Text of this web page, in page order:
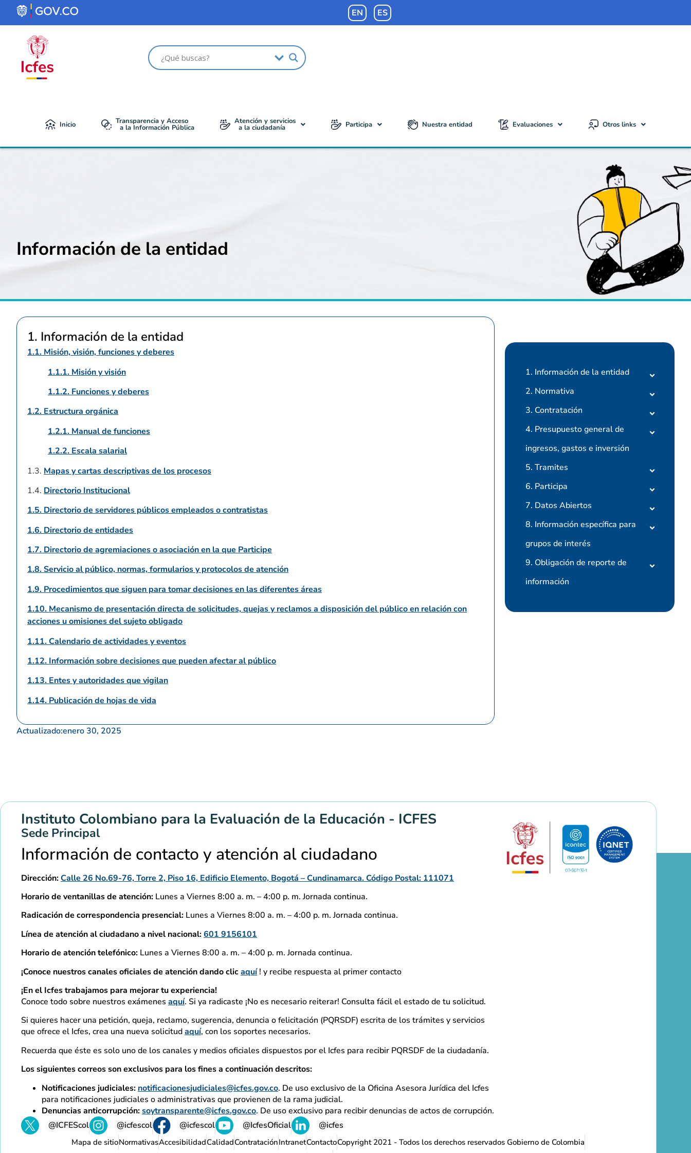
contenido
EN ES
Inicio Transparencia y Acceso
a la Información Pública
Atención y servicios
a la ciudadanía Participa Nuestra entidad Evaluaciones Otros links
Información de la entidad
1. Información de la entidad
1.1. Misión, visión, funciones y deberes
1.1.1. Misión y visión
1.1.2. Funciones y deberes
1.2. Estructura orgánica
1.2.1. Manual de funciones
1.2.2. Escala salarial
1.3. Mapas y cartas descriptivas de los procesos
1.4. Directorio Institucional
1.5. Directorio de servidores públicos empleados o contratistas
1.6. Directorio de entidades
1.7. Directorio de agremiaciones o asociación en la que Participe
1.8. Servicio al público, normas, formularios y protocolos de atención
1.9. Procedimientos que siguen para tomar decisiones en las diferentes áreas
1.10. Mecanismo de presentación directa de solicitudes, quejas y reclamos a disposición del público en relación con
acciones u omisiones del sujeto obligado
1.11. Calendario de actividades y eventos
1.12. Información sobre decisiones que pueden afectar al público
1.13. Entes y autoridades que vigilan
1.14. Publicación de hojas de vida
Actualizado:enero 30, 2025
1. Información de la entidad
2. Normativa
3. Contratación
4. Presupuesto general de
ingresos, gastos e inversión
5. Tramites
6. Participa
7. Datos Abiertos
8. Información específica para
grupos de interés
9. Obligación de reporte de
información
Instituto Colombiano para la Evaluación de la Educación - ICFES
Sede Principal
Información de contacto y atención al ciudadano
Dirección:Calle 26 No.69-76, Torre 2, Piso 16, Edificio Elemento, Bogotá – Cundinamarca. Código Postal: 111071
Horario de ventanillas de atención: Lunes a Viernes 8:00 a. m. – 4:00 p. m. Jornada continua.
Radicación de correspondencia presencial: Lunes a Viernes 8:00 a. m. – 4:00 p. m. Jornada continua.
Línea de atención al ciudadano a nivel nacional:601 9156101
Horario de atención telefónico: Lunes a Viernes 8:00 a. m. – 4:00 p. m. Jornada continua.
¡Conoce nuestros canales oficiales de atención dando clicaquí! y recibe respuesta al primer contacto
¡En el Icfes trabajamos para mejorar tu experiencia!
Conoce todo sobre nuestros exámenes aquí. Si ya radicaste ¡No es necesario reiterar! Consulta fácil el estado de tu solicitud.
Si quieres hacer una petición, queja, reclamo, sugerencia, denuncia o felicitación (PQRSDF) escrita de los trámites y servicios
que ofrece el Icfes, crea una nueva solicitudaquí, con los soportes necesarios.
Recuerda que éste es solo uno de los canales y medios oficiales dispuestos por el Icfes para recibir PQRSDF de la ciudadanía.
Los siguientes correos son exclusivos para los fines a continuación descritos:
Notificaciones judiciales: notificacionesjudiciales@icfes.gov.co. De uso exclusivo de la Oficina Asesora Jurídica del Icfes
para notificaciones judiciales o administrativas que provienen de la rama judicial.
Denuncias anticorrupción:soytransparente@icfes.gov.co. De uso exclusivo para recibir denuncias de actos de corrupción.
@ICFEScol
@icfescol @icfescol @IcfesOficial @icfes
Mapa de sitioNormativasAccesibilidadCalidadContrataciónIntranetContactoCopyright 2021 - Todos los derechos reservados Gobierno de Colombia